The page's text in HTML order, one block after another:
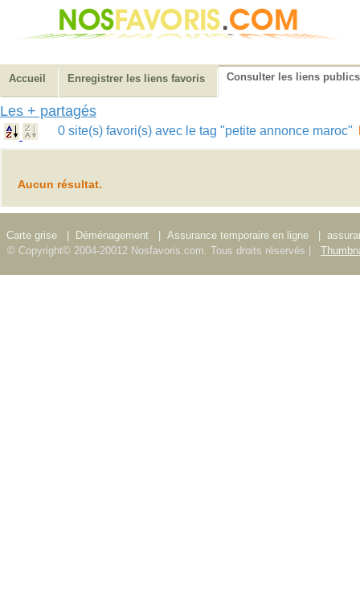
Accueil Enregistrer les liens favoris Consulter les liens publics
Les + partagés
0 site(s) favori(s) avec le tag "petite annonce maroc"
Aucun résultat.
Carte grise Déménagement Assurance temporaire en ligne
© Copyright© 2004-20012 Nosfavoris.com. Tous droits réservés |